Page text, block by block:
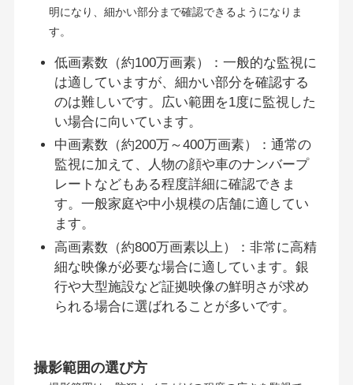
明になり、細かい部分まで確認できるようになりま
す。
低画素数（約100万画素）：一般的な監視に
は適していますが、細かい部分を確認する
のは難しいです。広い範囲を1度に監視した
い場合に向いています。
中画素数（約200万～400万画素）：通常の
監視に加えて、人物の顔や車のナンバープ
レートなどもある程度詳細に確認できま
す。一般家庭や中小規模の店舗に適してい
ます。
高画素数（約800万画素以上）：非常に高精
細な映像が必要な場合に適しています。銀
行や大型施設など証拠映像の鮮明さが求め
られる場合に選ばれることが多いです。
撮影範囲の選び方